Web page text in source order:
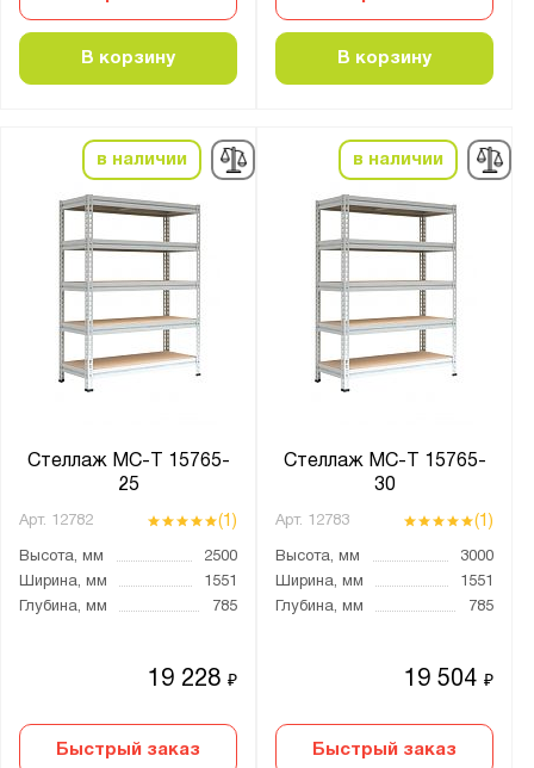
В корзину В корзину
в наличии
Стеллаж МС-Т 15765-
25
Арт. 12782 (1)
Высота, мм
2500
Ширина, мм
1551
Глубина, мм
785
19 228₽
Быстрый заказ
в наличии
Стеллаж МС-Т 15765-
30
Арт. 12783 (1)
Высота, мм
3000
Ширина, мм
1551
Глубина, мм
785
19 504₽
Быстрый заказ